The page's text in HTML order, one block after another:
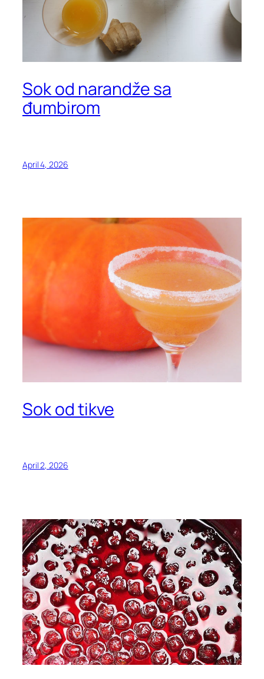
Sok od narandže sa
đumbirom
April 4, 2026
Sok od tikve
April 2, 2026